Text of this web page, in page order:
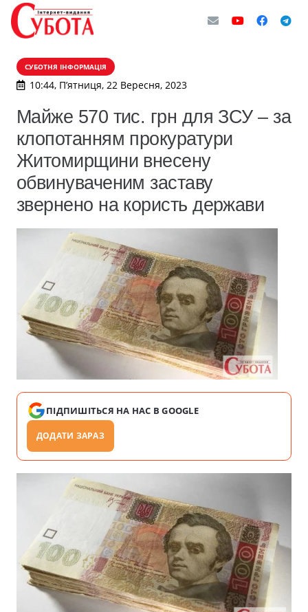
СУБОТНЯ ІНФОРМАЦІЯ
10:44, П’ятниця, 22 Вересня, 2023
Майже 570 тис. грн для ЗСУ – за
клопотанням прокуратури
Житомирщини внесену
обвинуваченим заставу
звернено на користь держави
ПІДПИШІТЬСЯ НА НАС В GOOGLE
ДОДАТИ ЗАРАЗ